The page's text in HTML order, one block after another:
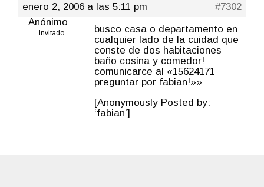
enero 2, 2006 a las 5:11 pm
#7302
Anónimo
Invitado
busco casa o departamento en
cualquier lado de la cuidad que
conste de dos habitaciones
baño cosina y comedor!
comunicarce al «15624171
preguntar por fabian!»»
[Anonymously Posted by:
‘fabian’]